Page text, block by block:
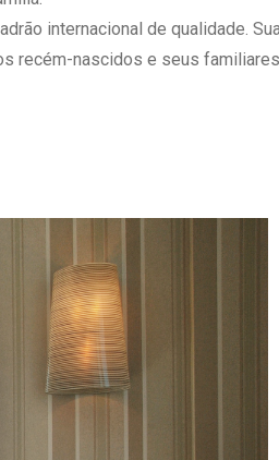
Ambiental
internacional de qualidade.
recém-nascidos e seus